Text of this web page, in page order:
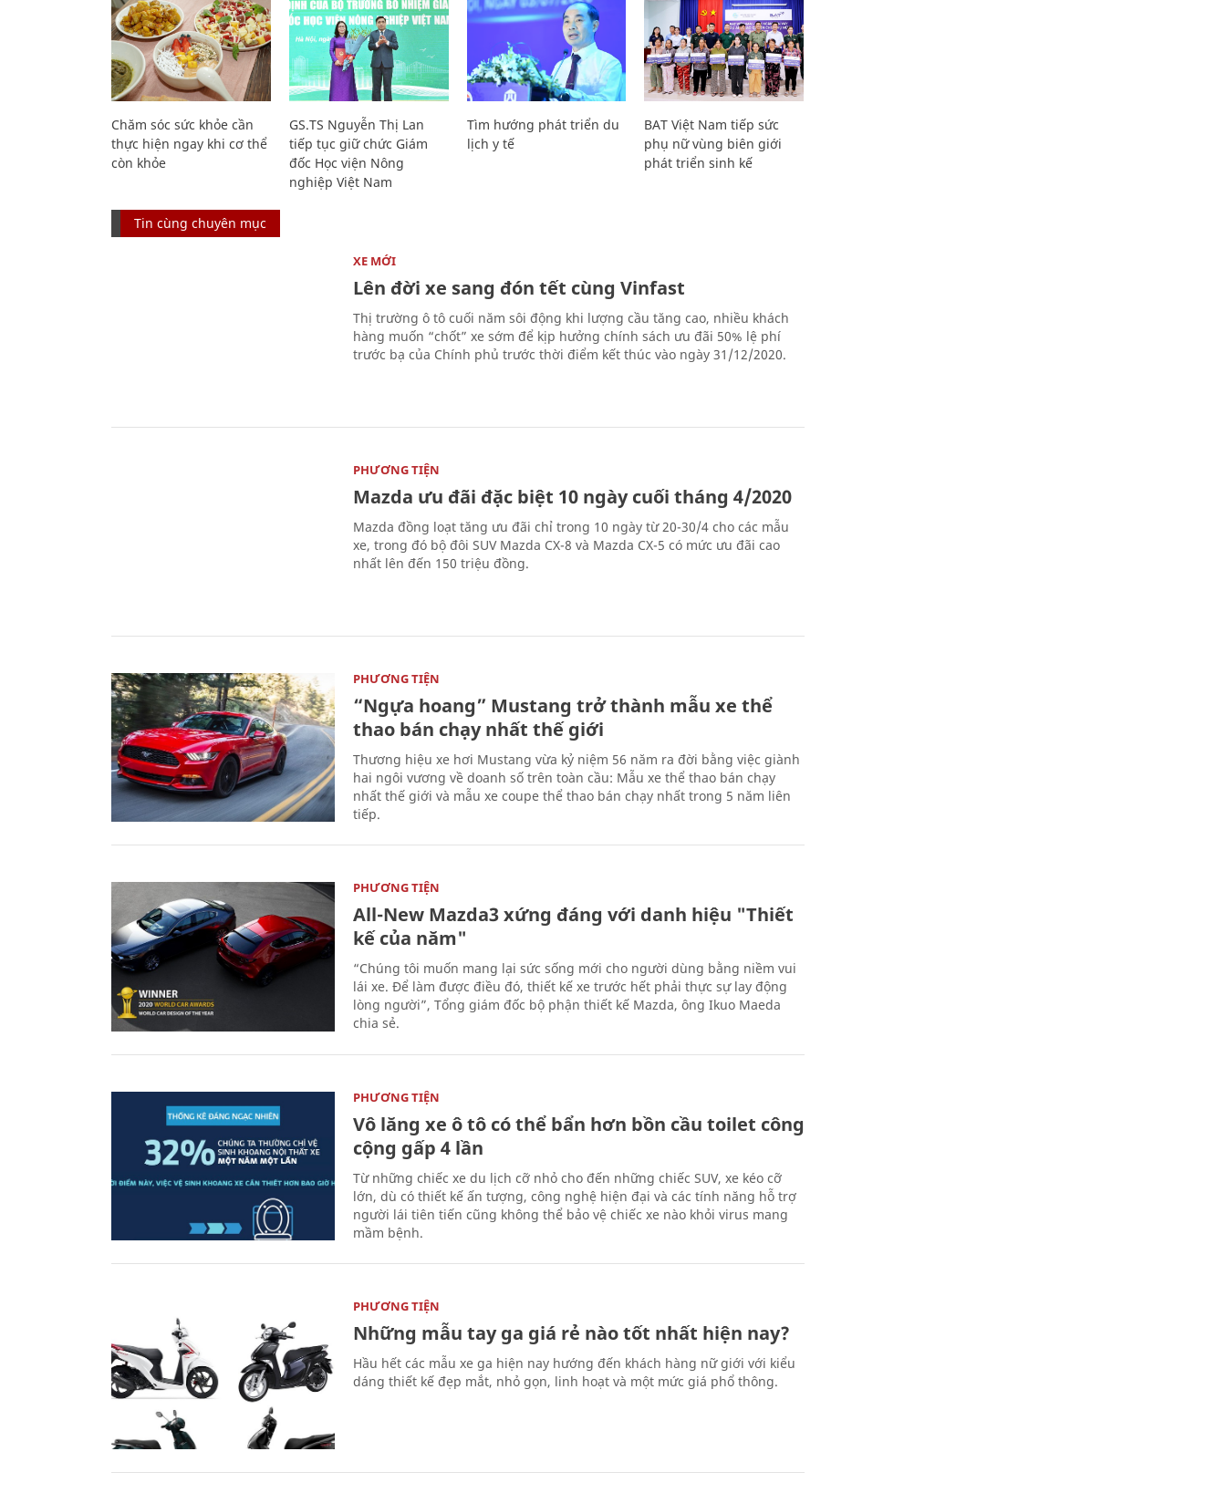
Chăm sóc sức khỏe cần
thực hiện ngay khi cơ thể
còn khỏe
GS.TS Nguyễn Thị Lan
tiếp tục giữ chức Giám
đốc Học viện Nông
nghiệp Việt Nam
Tìm hướng phát triển du
lịch y tế
BAT Việt Nam tiếp sức
phụ nữ vùng biên giới
phát triển sinh kế
Tin cùng chuyên mục
XE MỚI
Lên đời xe sang đón tết cùng Vinfast
Thị trường ô tô cuối năm sôi động khi lượng cầu tăng cao, nhiều khách
hàng muốn “chốt” xe sớm để kịp hưởng chính sách ưu đãi 50% lệ phí
trước bạ của Chính phủ trước thời điểm kết thúc vào ngày 31/12/2020.
PHƯƠNG TIỆN
Mazda ưu đãi đặc biệt 10 ngày cuối tháng 4/2020
Mazda đồng loạt tăng ưu đãi chỉ trong 10 ngày từ 20-30/4 cho các mẫu
xe, trong đó bộ đôi SUV Mazda CX-8 và Mazda CX-5 có mức ưu đãi cao
nhất lên đến 150 triệu đồng.
PHƯƠNG TIỆN
“Ngựa hoang” Mustang trở thành mẫu xe thể
thao bán chạy nhất thế giới
Thương hiệu xe hơi Mustang vừa kỷ niệm 56 năm ra đời bằng việc giành
hai ngôi vương về doanh số trên toàn cầu: Mẫu xe thể thao bán chạy
nhất thế giới và mẫu xe coupe thể thao bán chạy nhất trong 5 năm liên
tiếp.
PHƯƠNG TIỆN
All-New Mazda3 xứng đáng với danh hiệu "Thiết
kế của năm"
“Chúng tôi muốn mang lại sức sống mới cho người dùng bằng niềm vui
lái xe. Để làm được điều đó, thiết kế xe trước hết phải thực sự lay động
lòng người”, Tổng giám đốc bộ phận thiết kế Mazda, ông Ikuo Maeda
chia sẻ.
PHƯƠNG TIỆN
Vô lăng xe ô tô có thể bẩn hơn bồn cầu toilet công
cộng gấp 4 lần
Từ những chiếc xe du lịch cỡ nhỏ cho đến những chiếc SUV, xe kéo cỡ
lớn, dù có thiết kế ấn tượng, công nghệ hiện đại và các tính năng hỗ trợ
người lái tiên tiến cũng không thể bảo vệ chiếc xe nào khỏi virus mang
mầm bệnh.
PHƯƠNG TIỆN
Những mẫu tay ga giá rẻ nào tốt nhất hiện nay?
Hầu hết các mẫu xe ga hiện nay hướng đến khách hàng nữ giới với kiểu
dáng thiết kế đẹp mắt, nhỏ gọn, linh hoạt và một mức giá phổ thông.